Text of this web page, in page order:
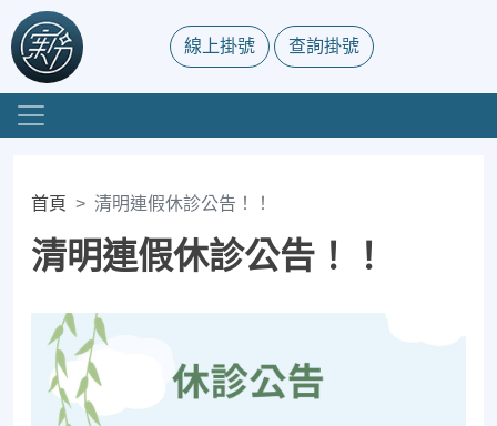
線上掛號 查詢掛號
首頁 清明連假休診公告！！
清明連假休診公告！！